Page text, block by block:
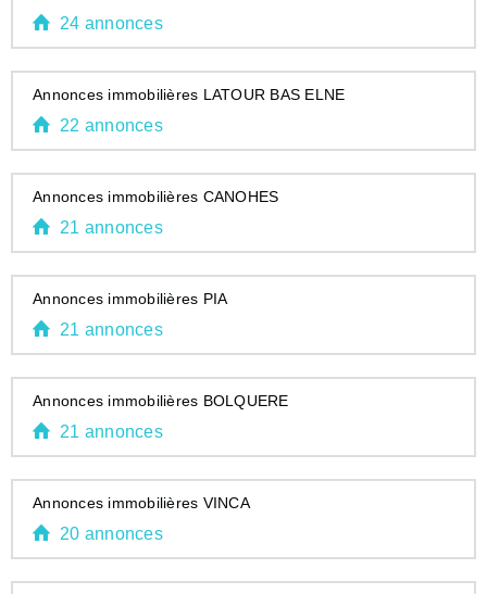
24 annonces
Annonces immobilières LATOUR BAS ELNE
22 annonces
Annonces immobilières CANOHES
21 annonces
Annonces immobilières PIA
21 annonces
Annonces immobilières BOLQUERE
21 annonces
Annonces immobilières VINCA
20 annonces